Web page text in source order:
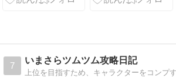
7
いまさらツムツム攻略日記